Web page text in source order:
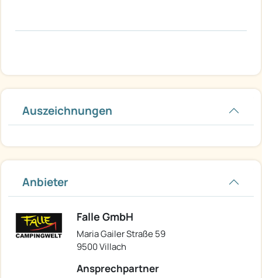
Auszeichnungen
Anbieter
Falle GmbH
Maria Gailer Straße 59
9500 Villach
Ansprechpartner